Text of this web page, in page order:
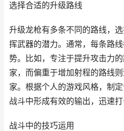
选择合适的升级路线
升级龙枪有多条不同的路线，
挥武器的潜力。通常，每条路
势。比如，专注于提升攻击力
家，而偏重于增加射程的路线
家。根据个人的游戏风格，制
战斗中形成有效的输出，迅速打
战斗中的技巧运用